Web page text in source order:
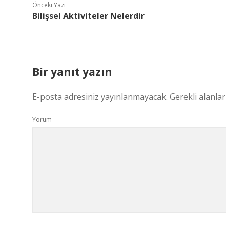
Önceki Yazı
Bilişsel Aktiviteler Nelerdir
Bir yanıt yazın
E-posta adresiniz yayınlanmayacak. Gerekli alanlar
Yorum